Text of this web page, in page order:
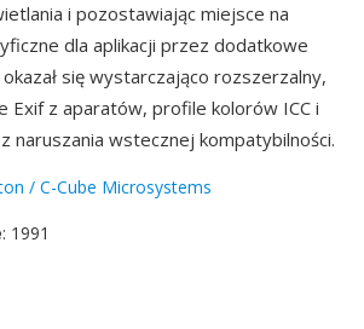
i pozostawiając miejsce na
dla aplikacji przez dodatkowe
okazał się wystarczająco rozszerzalny,
Exif z aparatów, profile kolorów ICC i
naruszania wstecznej kompatybilności.
/ C-Cube Microsystems
: 1991